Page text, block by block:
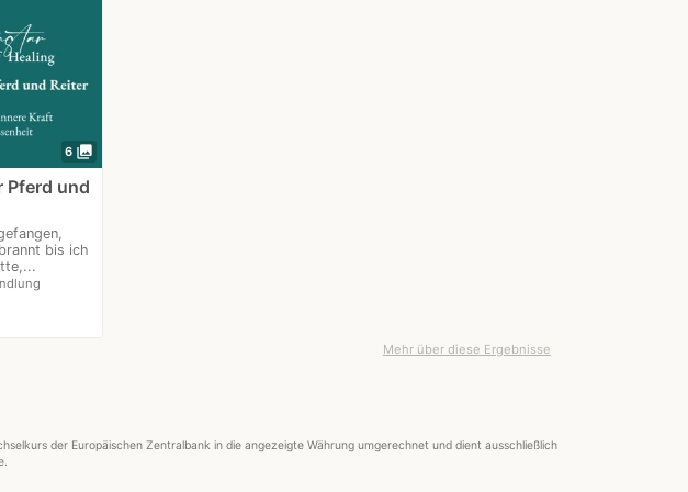
6 photo_library
Pferd und
bis ich
Mehr über diese Ergebnisse
der Europäischen Zentralbank in die angezeigte Währung umgerechnet und dient ausschließlich